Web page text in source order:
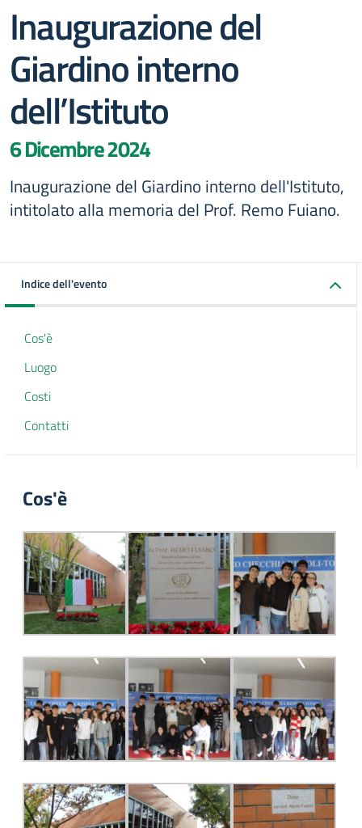
Inaugurazione del
Giardino interno
dell’Istituto
6 Dicembre 2024
Inaugurazione del Giardino interno dell'Istituto,
intitolato alla memoria del Prof. Remo Fuiano.
Indice dell'evento
Cos'è
Luogo
Costi
Contatti
Cos'è